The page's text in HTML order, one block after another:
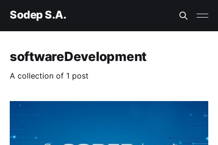
Sodep S.A.
softwareDevelopment
A collection of 1 post